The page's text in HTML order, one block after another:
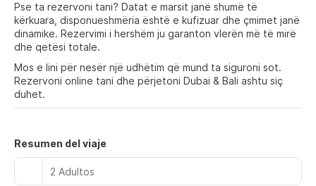
Pse ta rezervoni tani? Datat e marsit janë shumë të
kërkuara, disponueshmëria është e kufizuar dhe çmimet janë
dinamike. Rezervimi i hershëm ju garanton vlerën më të mirë
dhe qetësi totale.
Mos e lini për nesër një udhëtim që mund ta siguroni sot.
Rezervoni online tani dhe përjetoni Dubai & Bali ashtu siç
duhet.
Resumen del viaje
2 Adultos